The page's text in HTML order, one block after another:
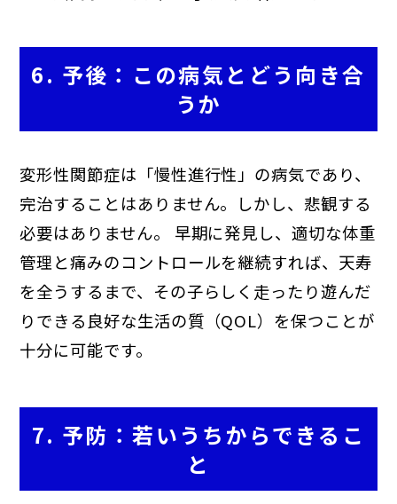
6. 予後：この病気とどう向き合
うか
変形性関節症は「慢性進行性」の病気であり、
完治することはありません。しかし、悲観する
必要はありません。 早期に発見し、適切な体重
管理と痛みのコントロールを継続すれば、天寿
を全うするまで、その子らしく走ったり遊んだ
りできる良好な生活の質（QOL）を保つことが
十分に可能です。
7. 予防：若いうちからできるこ
と